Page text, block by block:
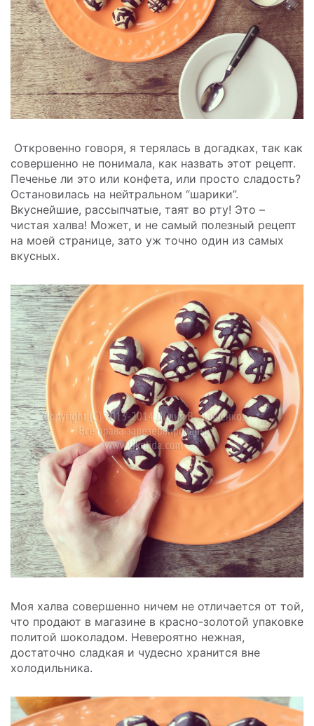
Откровенно говоря, я терялась в догадках, так как
совершенно не понимала, как назвать этот рецепт.
Печенье ли это или конфета, или просто сладость?
Остановилась на нейтральном “шарики”.
Вкуснейшие, рассыпчатые, таят во рту! Это –
чистая халва! Может, и не самый полезный рецепт
на моей странице, зато уж точно один из самых
вкусных.
Моя халва совершенно ничем не отличается от той,
что продают в магазине в красно-золотой упаковке
политой шоколадом. Невероятно нежная,
достаточно сладкая и чудесно хранится вне
холодильника.